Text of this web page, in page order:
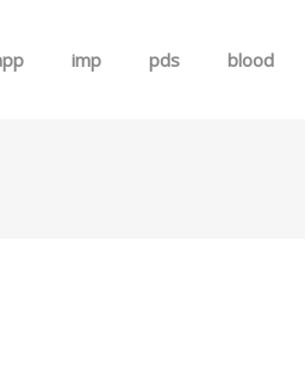
imp pds blood